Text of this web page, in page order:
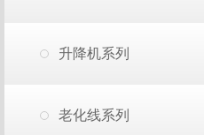
升降机系列
老化线系列